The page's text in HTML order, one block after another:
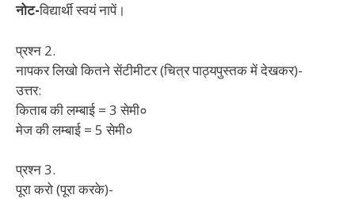
नोट-विद्यार्थी स्वयं नापें।
प्रश्न 2.
नापकर लिखो कितने सेंटीमीटर (चित्र पाठ्यपुस्तक में देखकर)-
उत्तर:
किताब की लम्बाई = 3 सेमी०
मेज की लम्बाई = 5 सेमी०
प्रश्न 3.
पूरा करो (पूरा करके)-